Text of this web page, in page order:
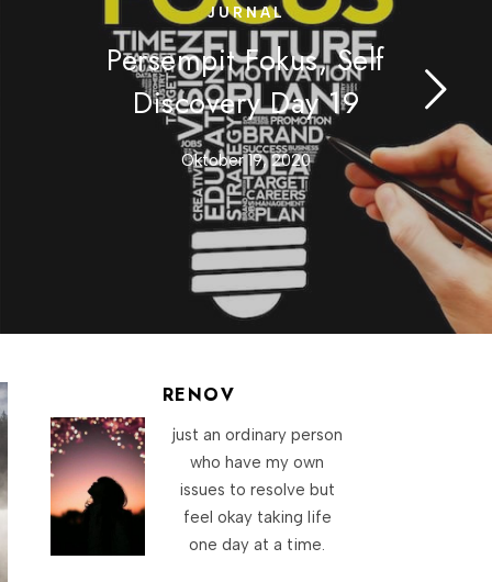
JURNAL
Persempit Fokus, Self
Discovery Day 19
Oktober 19, 2020
RENOV
just an ordinary person
who have my own
issues to resolve but
feel okay taking life
one day at a time.